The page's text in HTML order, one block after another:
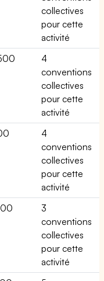
collectives
pour cette
activité
4
conventions
collectives
pour cette
activité
4
conventions
collectives
pour cette
activité
3
conventions
collectives
pour cette
activité